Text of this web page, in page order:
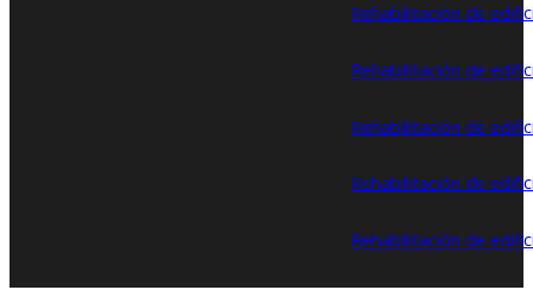
Rehabilitación de
Rehabilitación de
Rehabilitación de
Rehabilitación de
Rehabilitación de